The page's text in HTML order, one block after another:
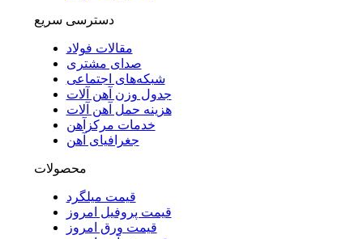
دسترسی سریع
مقالات فولاد
صدای مشتری
شبکه‌های اجتماعی
جدول وزن آهن آلات
هزینه حمل آهن آلات
خدمات مرکزآهن
جغرافیای آهن
محصولات
قیمت میلگرد
قیمت پروفیل امروز
قیمت ورق امروز